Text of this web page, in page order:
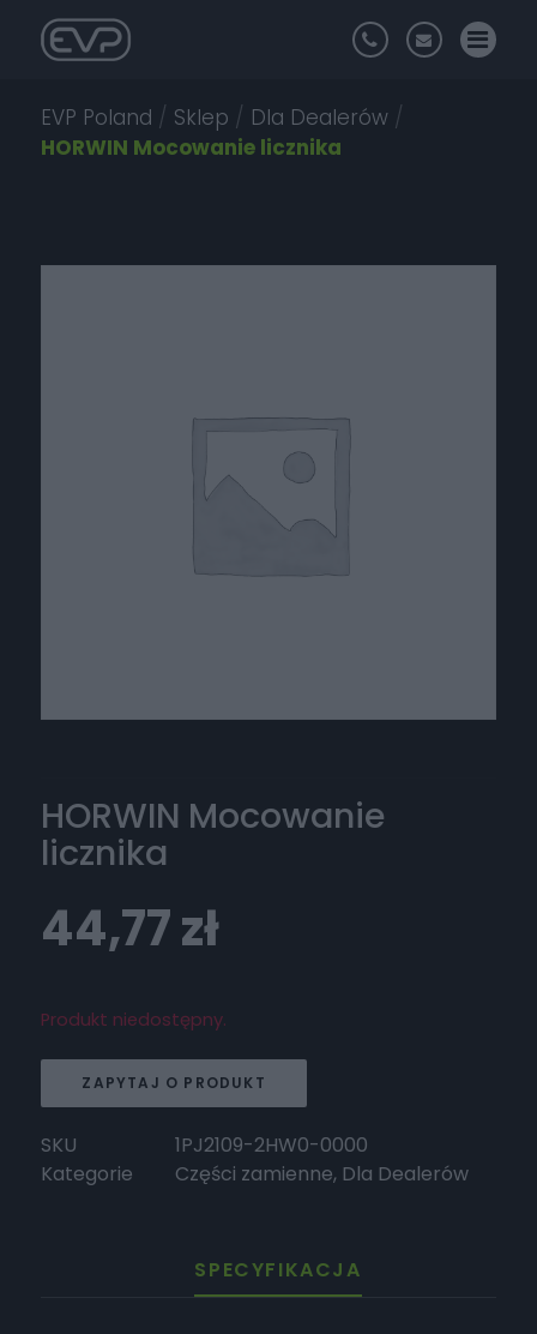
EVP Poland / Sklep / Dla Dealerów /
HORWIN Mocowanie licznika
HORWIN Mocowanie
licznika
44,77zł
Produkt niedostępny.
ZAPYTAJ O PRODUKT
SKU
1PJ2109-2HW0-0000
Kategorie
Części zamienne, Dla Dealerów
SPECYFIKACJA